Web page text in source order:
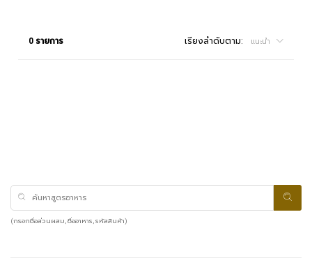
0 รายการ เรียงลำดับตาม: แนะนำ
(กรอกชื่อส่วนผสม, ชื่ออาหาร, รหัสสินค้า)